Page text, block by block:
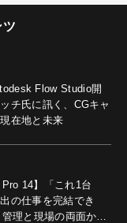
Flow Studio開
チ氏に訊く、CGキャ
在地と未来
14】「これ1台
の仕事を完結でき
理と現場の両面から